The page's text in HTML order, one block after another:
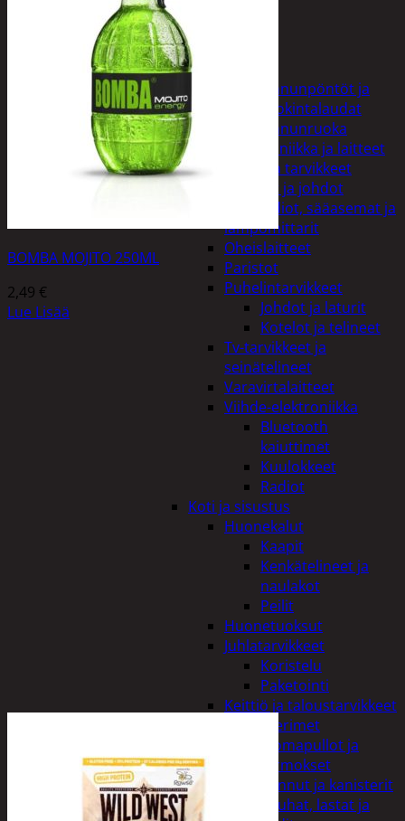
Linnunpöntöt ja
ruokintalaudat
Linnunruoka
Kodin elektroniikka ja laitteet
Imurit ja tarvikkeet
Kaapelit ja johdot
Kelloradiot, sääasemat ja
lämpömittarit
Oheislaitteet
Paristot
Puhelintarvikkeet
Johdot ja laturit
Kotelot ja telineet
Tv-tarvikkeet ja
seinätelineet
Varavirtalaitteet
Viihde-elektroniikka
Bluetooth
kaiuttimet
Kuulokkeet
Radiot
Koti ja sisustus
Huonekalut
Kaapit
Kenkätelineet ja
naulakot
Peilit
Huonetuoksut
Juhlatarvikkeet
Koristelu
Paketointi
Keittiö ja taloustarvikkeet
Aterimet
Juomapullot ja
termokset
Kannut ja kanisterit
Kauhat, lastat ja
BOMBA MOJITO 250ML
2,49 €
Lue Lisää